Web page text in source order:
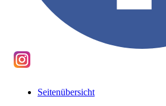
Seitenübersicht